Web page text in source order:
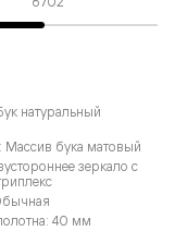
натуральный
Массив бука матовый
зеркало с
40 мм